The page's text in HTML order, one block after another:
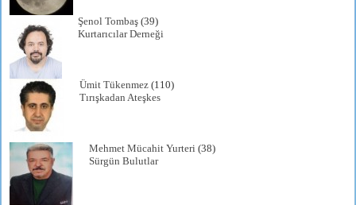
Şenol Tombaş (39)
Kurtarıcılar Derneği
Ümit Tükenmez (110)
Tırışkadan Ateşkes
Mehmet Mücahit Yurteri (38)
Sürgün Bulutlar